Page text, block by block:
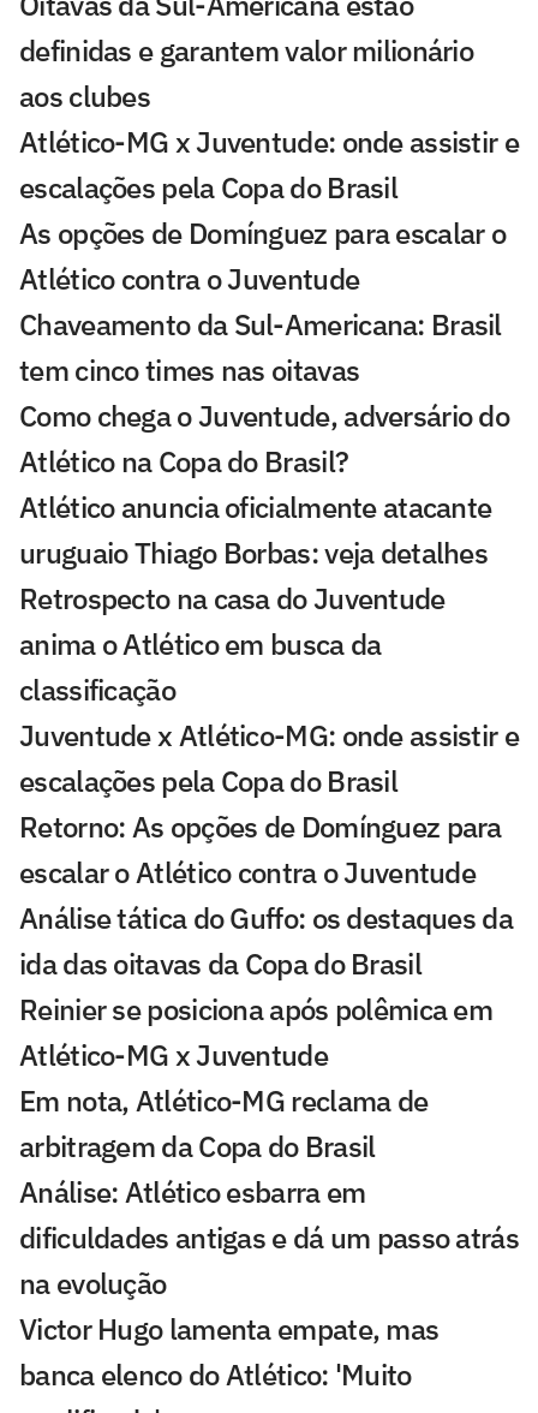
definidas e garantem valor milionário
aos clubes
Atlético-MG x Juventude: onde assistir e
escalações pela Copa do Brasil
As opções de Domínguez para escalar o
Atlético contra o Juventude
Chaveamento da Sul-Americana: Brasil
tem cinco times nas oitavas
Como chega o Juventude, adversário do
Atlético na Copa do Brasil?
Atlético anuncia oficialmente atacante
uruguaio Thiago Borbas: veja detalhes
Retrospecto na casa do Juventude
anima o Atlético em busca da
classificação
Juventude x Atlético-MG: onde assistir e
escalações pela Copa do Brasil
Retorno: As opções de Domínguez para
escalar o Atlético contra o Juventude
Análise tática do Guffo: os destaques da
ida das oitavas da Copa do Brasil
Reinier se posiciona após polêmica em
Atlético-MG x Juventude
Em nota, Atlético-MG reclama de
arbitragem da Copa do Brasil
Análise: Atlético esbarra em
dificuldades antigas e dá um passo atrás
na evolução
Victor Hugo lamenta empate, mas
banca elenco do Atlético: 'Muito